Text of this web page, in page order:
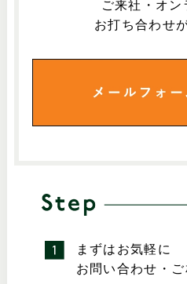
ご来社・オン
お打ち合わせ
まずはお気軽に
お問い合わせ・ご